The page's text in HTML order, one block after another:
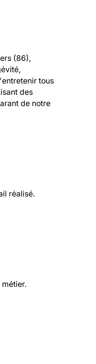
(86),
tous
des
de notre
réalisé.